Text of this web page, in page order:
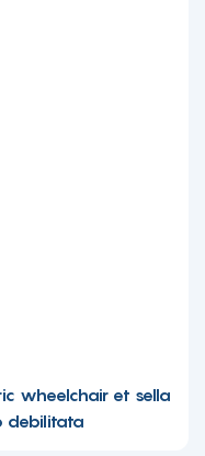
wheelchair et sella
debilitata